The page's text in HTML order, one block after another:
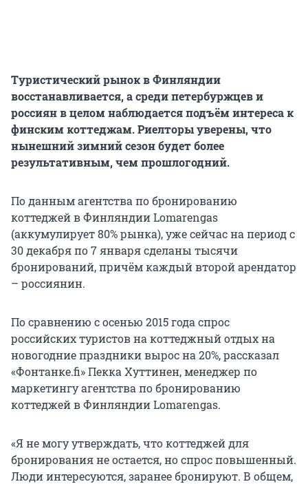
Туристический рынок в Финляндии
восстанавливается, а среди петербуржцев и
россиян в целом наблюдается подъём интереса к
финским коттеджам. Риелторы уверены, что
нынешний зимний сезон будет более
результативным, чем прошлогодний.
По данным агентства по бронированию
коттеджей в Финляндии Lomarengas
(аккумулирует 80% рынка), уже сейчас на период с
30 декабря по 7 января сделаны тысячи
бронирований, причём каждый второй арендатор
– россиянин.
По сравнению с осенью 2015 года спрос
российских туристов на коттеджный отдых на
новогодние праздники вырос на 20%, рассказал
«Фонтанке.fi» Пекка Хуттинен, менеджер по
маркетингу агентства по бронированию
коттеджей в Финляндии Lomarengas.
«Я не могу утверждать, что коттеджей для
бронирования не остается, но спрос повышенный.
Люди интересуются, заранее бронируют. В общем,